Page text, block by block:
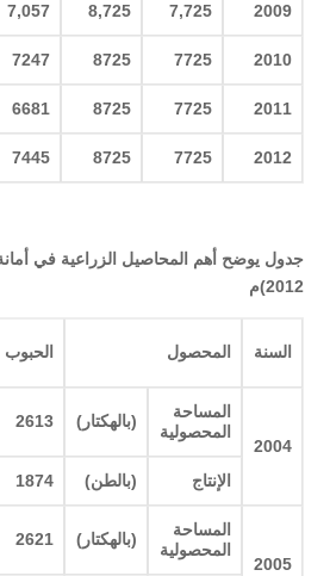
2009
7,725
8,725
7,057
2010
7725
8725
7247
2011
7725
8725
6681
2012
7725
8725
7445
2012)م
السنة المحصول الحبوب
2004
المساحة
المحصولية
(بالهكتار)
2613
الإنتاج (بالطن)
1874
2005
المساحة
المحصولية
(بالهكتار)
2621